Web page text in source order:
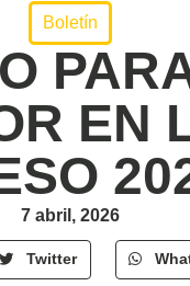
Boletín
EN
7 abril, 2026
Twitter